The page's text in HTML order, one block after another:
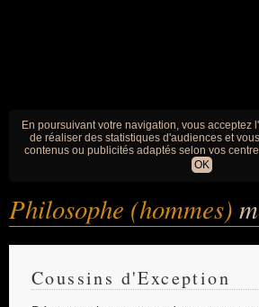
En poursuivant votre navigation, vous acceptez
de réaliser des statistiques d'audiences et
contenus ou publicités adaptés selon vos
OK
Philosophe (hommes)
Coussins d'Exception